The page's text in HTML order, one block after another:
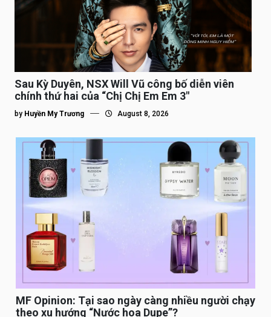
Sau Kỳ Duyên, NSX Will Vũ công bố diễn viên
chính thứ hai của “Chị Chị Em Em 3″
by Huyền My Trương August 8, 2026
MF Opinion: Tại sao ngày càng nhiều người chạy
theo xu hướng “Nước hoa Dupe”?